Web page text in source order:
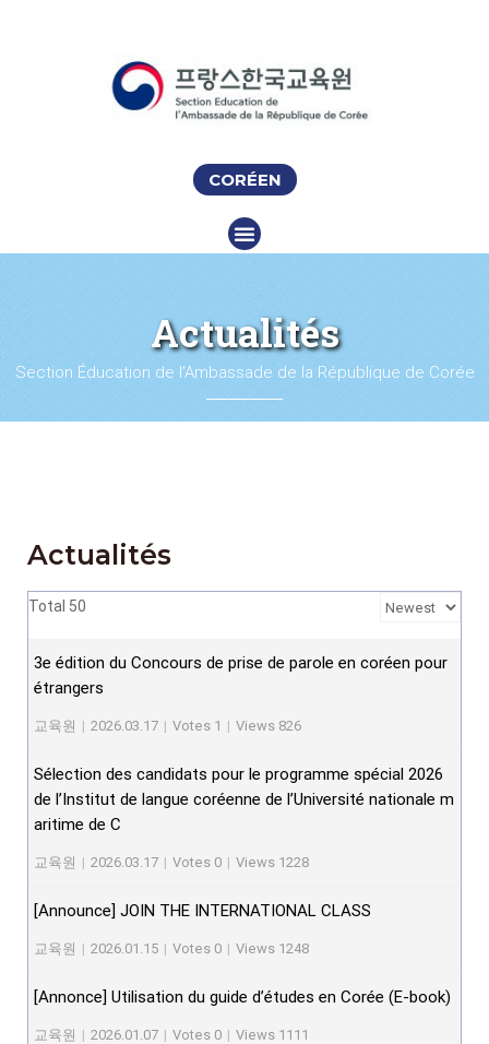
CORÉEN
Actualités
Section Éducation de l'Ambassade de la République de Corée
Actualités
Total 50
3e édition du Concours de prise de parole en coréen pour
étrangers
교육원 | 2026.03.17 | Votes 1 | Views 826
Sélection des candidats pour le programme spécial 2026
de l’Institut de langue coréenne de l’Université nationale m
aritime de C
교육원 | 2026.03.17 | Votes 0 | Views 1228
[Announce] JOIN THE INTERNATIONAL CLASS
교육원 | 2026.01.15 | Votes 0 | Views 1248
[Annonce] Utilisation du guide d’études en Corée (E-book)
교육원 | 2026.01.07 | Votes 0 | Views 1111